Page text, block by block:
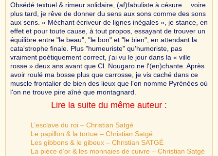
Obsédé textuel & rimeur solidaire, (af)fabuliste à césure… voire
plus tard, je rêve de donner du sens aux sons comme des sons
aux sens. « Méchant écriveur de lignes inégales », je stance, en
effet et pour toute cause, à tout propos, essayant de trouver un
équilibre entre "le beau", "le bon" et "le bien", en attendant la
cata'strophe finale. Plus "humeuriste" qu'humoriste, pas
vraiment poétiquement correct, j'ai vu le jour dans la « ville
rosse » deux ans avant que Cl. Nougaro ne l'(en)chante. Après
avoir roulé ma bosse plus que carrosse, je vis caché dans ce
muscle frontalier de bien des lieux que l'on nomme Pyrénées où
l'on ne trouve pire aîné que montagnard.
Lire la suite du même auteur :
L’esclave du roi – Christian Satgé
Le papillon & la tortue – Christian Satgé
Les gibbons & le gibeux – Christian SATGÉ
La pièce d’or & les monnaies de cuivre – Christian Satgé